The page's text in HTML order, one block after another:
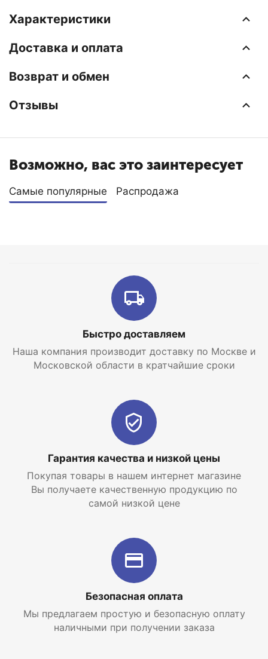
Преимущества модели
Оптимальный объём для среднего потребления
воды
Компактные размеры при вместительном баке
Эффективный теплообмен благодаря продуманной
конструкции
Автоматическое управление температурным
режимом
BB-N NL2 150 V/S1 SUNSYSTEM
надёжное и эффективное устройство, которое
обеспечивает эффективный процесс нагрева воды
и позволяет сэкономить энергию, снизив расходы
на отопление в долгосрочной перспективе.
Характеристики
Доставка и оплата
Возврат и обмен
Отзывы
Возможно, вас это заинтересует
Самые популярные Распродажа
Быстро доставляем
Наша компания производит доставку по Москве и
Московской области в кратчайшие сроки
Гарантия качества и низкой цены
Покупая товары в нашем интернет магазине
Вы получаете качественную продукцию по
самой низкой цене
Безопасная оплата
Мы предлагаем простую и безопасную оплату
наличными при получении заказа